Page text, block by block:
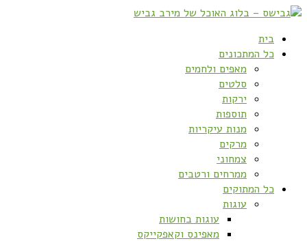
בית
כל המתכונים
מאפים ולחמים
סלטים
ירקות
תוספות
מנות עיקריות
מרקים
צמחוני
ממרחים ורטבים
כל המתוקים
עוגות
עוגות בחושות
מאפינס וקאפקייקס